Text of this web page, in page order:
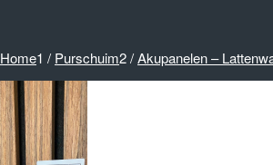
Home1 / Purschuim2/Akupanelen –